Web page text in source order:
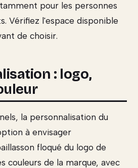
pour les personnes
Vérifiez l'espace disponible
de choisir.
: logo,
la personnalisation du
à envisager
floqué du logo de
couleurs de la marque, avec